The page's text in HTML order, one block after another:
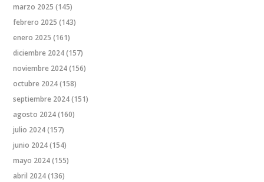
marzo 2025 (145)
febrero 2025 (143)
enero 2025 (161)
diciembre 2024(157)
noviembre 2024(156)
octubre 2024(158)
septiembre 2024(151)
agosto 2024(160)
julio 2024(157)
junio 2024(154)
mayo 2024(155)
abril 2024(136)